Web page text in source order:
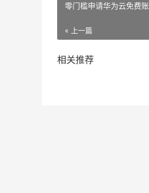
零门槛申请华为云免费
« 上一篇
相关推荐